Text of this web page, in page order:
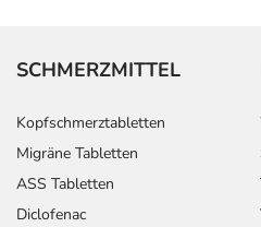
SCHMERZMITTEL
Kopfschmerztabletten
Migräne Tabletten
ASS Tabletten
Diclofenac